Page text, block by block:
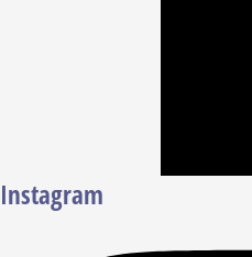
Instagram